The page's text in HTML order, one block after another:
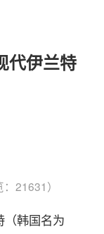
代伊兰特
21631）
（韩国名为